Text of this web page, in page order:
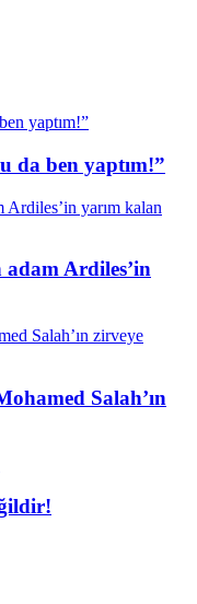
da ben yaptım!”
Ardiles’in
Salah’ın